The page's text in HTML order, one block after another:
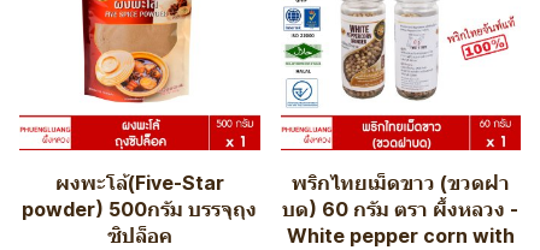
ผงพะโล้(Five-Star
powder) 500กรัม บรรจุถุง
ซิปล็อค
พริกไทยเม็ดขาว (ขวดฝา
บด) 60 กรัม ตรา ผึ้งหลวง -
White pepper corn with